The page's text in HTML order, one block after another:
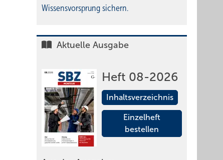
Wissensvorsprung sichern.
Aktuelle Ausgabe
Heft 08-2026
Inhaltsverzeichnis
Einzelheft
bestellen